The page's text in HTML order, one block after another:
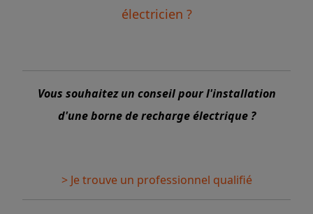
électricien ?
Vous souhaitez un conseil pour l'installation
d'une borne de recharge électrique ?
> Je trouve un professionnel qualifié